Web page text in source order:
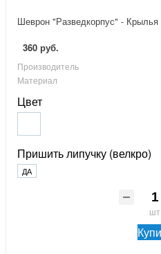
Шеврон "Разведкорпус" -
360 руб.
Производитель
Материал
Цвет
Пришить липучку (велкро)
ДА
шт